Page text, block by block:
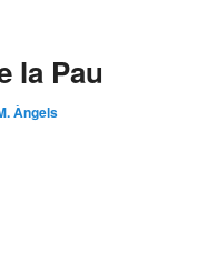
la Pau
Àngels